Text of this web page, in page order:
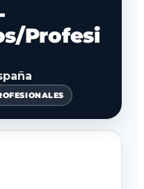
Profesi